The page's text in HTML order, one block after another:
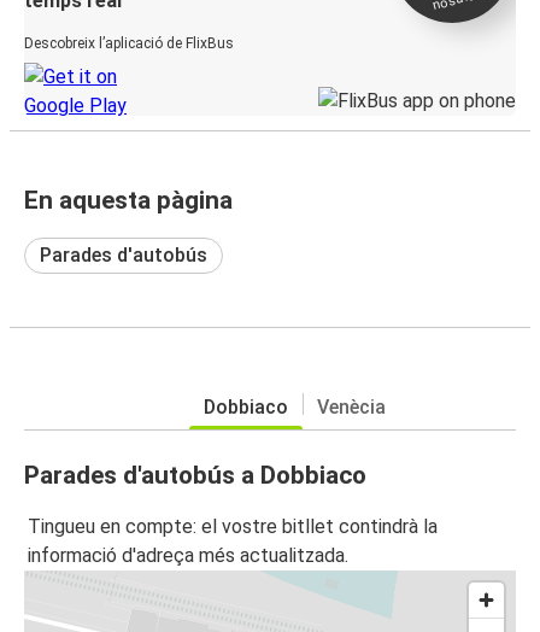
Descobreix l’aplicació de FlixBus
En aquesta pàgina
Parades d'autobús
Dobbiaco Venècia
Parades d'autobús a Dobbiaco
Tingueu en compte: el vostre bitllet contindrà la
informació d'adreça més actualitzada.